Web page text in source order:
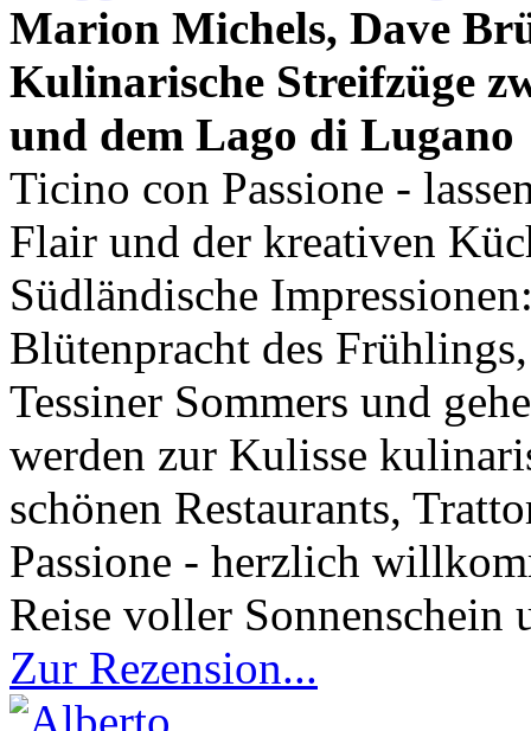
Marion Michels, Dave
Kulinarische Streifzüge
und dem Lago di Lugano
Ticino con Passione -
Flair und der kreativen
Südländische
Blütenpracht des
Tessiner Sommers und
werden zur Kulisse
schönen Restaurants,
Passione - herzlich
Reise voller Sonnenschein
Zur Rezension...